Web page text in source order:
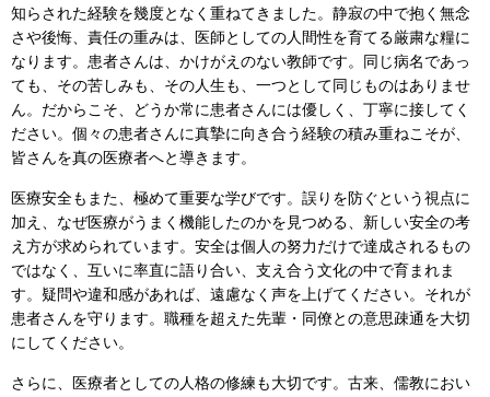
知らされた経験を幾度となく重ねてきました。静寂の中で抱く無念
さや後悔、責任の重みは、医師としての人間性を育てる厳粛な糧に
なります。患者さんは、かけがえのない教師です。同じ病名であっ
ても、その苦しみも、その人生も、一つとして同じものはありませ
ん。だからこそ、どうか常に患者さんには優しく、丁寧に接してく
ださい。個々の患者さんに真摯に向き合う経験の積み重ねこそが、
皆さんを真の医療者へと導きます。
医療安全もまた、極めて重要な学びです。誤りを防ぐという視点に
加え、なぜ医療がうまく機能したのかを見つめる、新しい安全の考
え方が求められています。安全は個人の努力だけで達成されるもの
ではなく、互いに率直に語り合い、支え合う文化の中で育まれま
す。疑問や違和感があれば、遠慮なく声を上げてください。それが
患者さんを守ります。職種を超えた先輩・同僚との意思疎通を大切
にしてください。
さらに、医療者としての人格の修練も大切です。古来、儒教におい